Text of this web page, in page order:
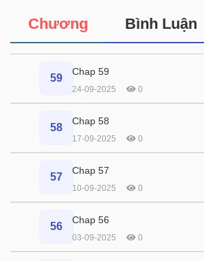
Chương Bình Luận
59
Chap 59
24-09-2025 0
58
Chap 58
17-09-2025 0
57
Chap 57
10-09-2025 0
56
Chap 56
03-09-2025 0